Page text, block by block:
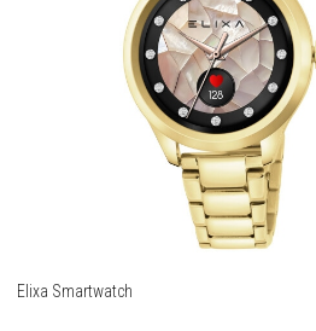
Elixa Smartwatch